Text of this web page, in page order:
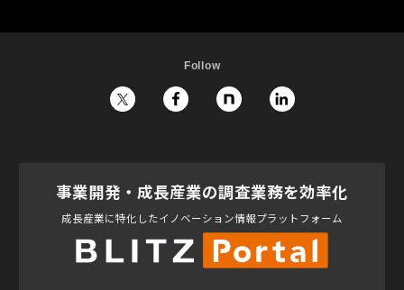
Follow
事業開発・成長産業の調査業務を効率化
成長産業に特化したイノベーション情報プラットフォーム